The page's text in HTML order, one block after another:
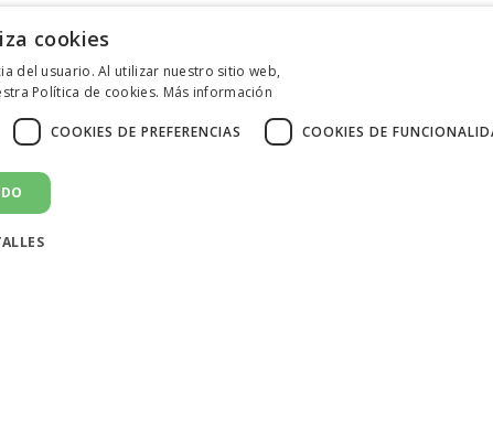
cookies
del usuario. Al utilizar nuestro sitio web,
Política de cookies. Más información
COOKIES DE PREFERENCIAS COOKIES DE